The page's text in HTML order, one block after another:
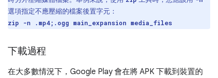
選項指定不應壓縮的檔案後置字元：
zip -n .mp4;.ogg main_expansion media_files
下載過程
在大多數情況下，Google Play 會在將 APK 下載到裝置的